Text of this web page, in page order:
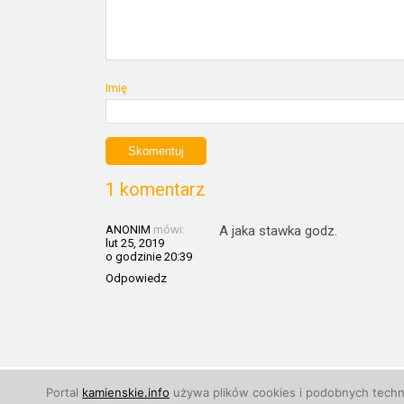
Imię
1 komentarz
ANONIM mówi:
lut 25, 2019
o godzinie 20:39
Odpowiedz
A jaka stawka godz.
© 2011 - 2026 Kamienskie.info. Wszelkie prawa
Portal kamienskie.info używa plików cookies i podobnych